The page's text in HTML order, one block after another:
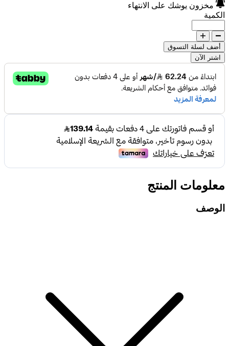
مخزون يوشك على الانتهاء
الكمية
أضف لسلة التسوق
اشتر الآن
معلومات المنتج
الوصف